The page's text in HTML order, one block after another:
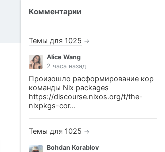
Комментарии
Темы для 1025 →
Alice Wang
2 часа назад
Произошло расформирование кор
команды Nix packages
https://discourse.nixos.org/t/the-
nixpkgs-cor...
Темы для 1025 →
Bohdan Korablov